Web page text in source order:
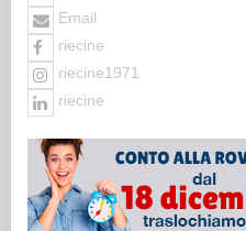
Email
riecine
riecine1971
riecine